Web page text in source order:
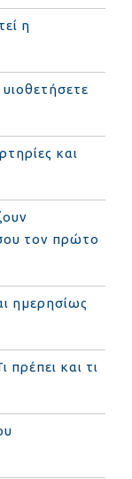
η
και
τον πρώτο
ημερησίως
και τι